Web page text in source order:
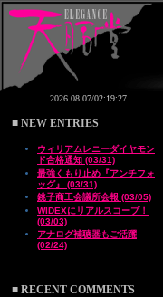
■ NEW ENTRIES
ウィリアムレニーダイヤモン
ド合格通知 (03/31)
最強くもり止め『アンチフォ
ッグ』 (03/31)
銚子商工会議所会報 (03/05)
WIDEXにリアルスコープ！
(03/03)
アナログ補聴器もご活躍
(02/24)
■ RECENT COMMENTS